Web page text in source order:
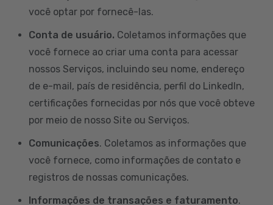
você optar por fornecê-las.
Conta de usuário. Coletamos informações que
você fornece ao criar uma conta para acessar
nossos Serviços, incluindo seu nome, endereço
de e-mail, país de residência, perfil do LinkedIn,
certificações fornecidas por nós que você obteve
por meio de nosso Site ou Serviços.
Comunicações. Coletamos as informações que
você fornece, como informações de contato e
registros de nossas comunicações.
Informações de transações e faturamento.